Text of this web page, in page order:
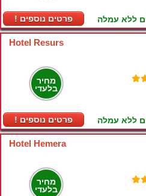
! פרטים נוספים ללא עמלה
Hotel Resurs
מחיר
בלעדי
! פרטים נוספים ללא עמלה
Hotel Hemera
מחיר
בלעדי